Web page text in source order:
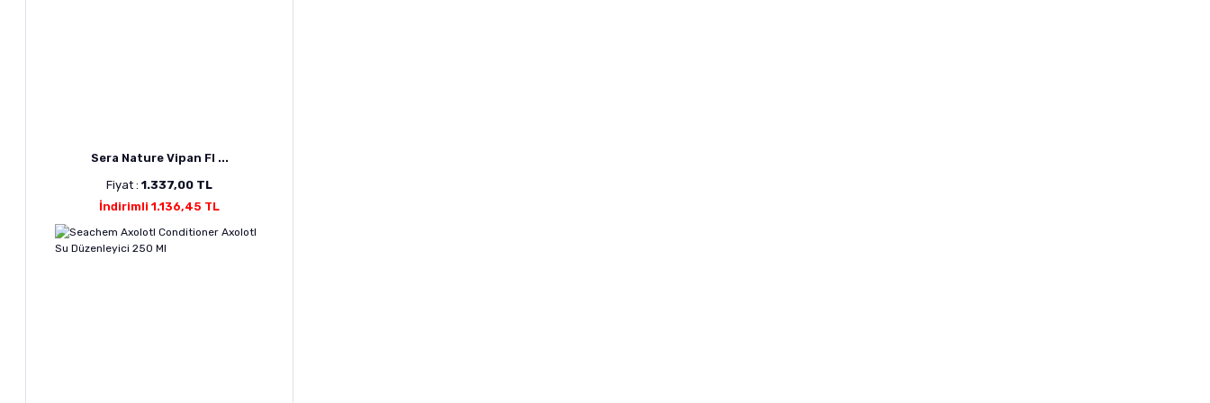
Sera Nature Vipan Fl ...
Fiyat : 1.337,00 TL
İndirimli 1.136,45 TL